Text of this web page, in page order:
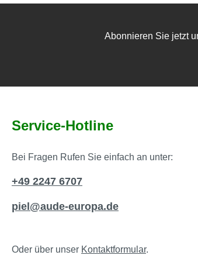
Abonnieren Sie jetzt
Service-Hotline
Bei Fragen Rufen Sie einfach an unter:
+49 2247 6707
piel@aude-europa.de
Oder über unser Kontaktformular.